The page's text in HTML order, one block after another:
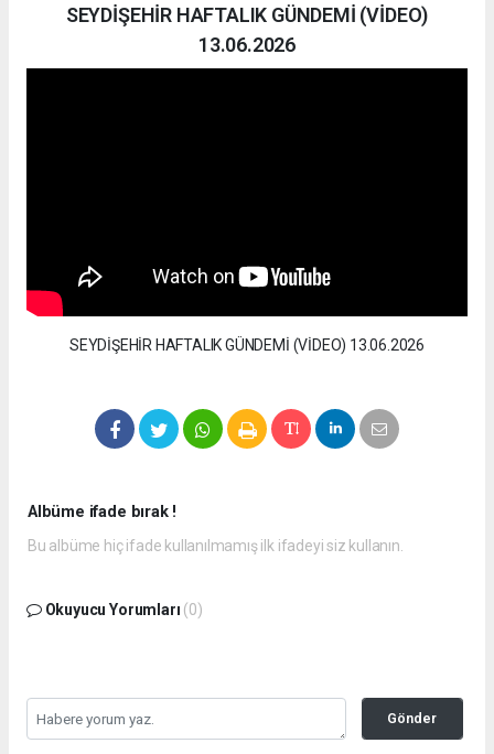
SEYDİŞEHİR HAFTALIK GÜNDEMİ (VİDEO)
13.06.2026
SEYDİŞEHİR HAFTALIK GÜNDEMİ (VİDEO) 13.06.2026
Albüme ifade bırak !
Bu albüme hiç ifade kullanılmamış ilk ifadeyi siz kullanın.
Okuyucu Yorumları (0)
Gönder